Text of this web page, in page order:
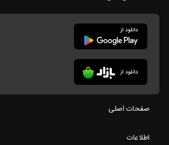
صفحات اصلی
اطلاعات